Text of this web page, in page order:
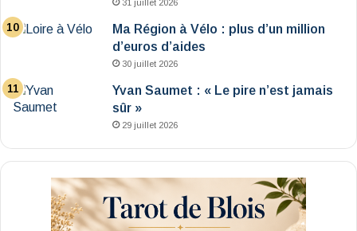
31 juillet 2026
Ma Région à Vélo : plus d’un million
d’euros d’aides
30 juillet 2026
Yvan Saumet : « Le pire n’est jamais
sûr »
29 juillet 2026